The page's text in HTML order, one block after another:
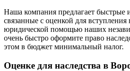
Наша компания предлагает быстрые
связанные с оценкой для вступления
юридической помощью наших
очень быстро оформите право
этом в бюджет минимальный налог.
Оценке для наследства в